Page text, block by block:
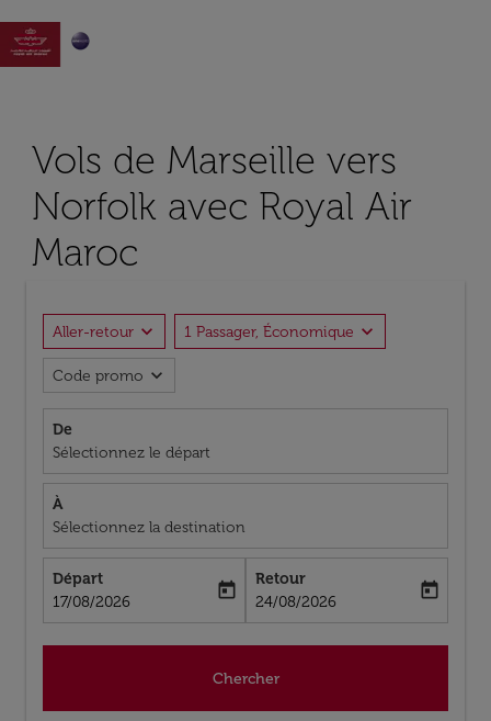

Vols de Marseille vers
Norfolk avec Royal Air
Maroc
Aller-retour expand_more 1 Passager, Économique expand_more
Code promo expand_more
De
Sélectionnez le départ
À
Sélectionnez la destination
Départ
fc-booking-departure-date-aria-label
17/08/2026
today
Retour
fc-booking-return-date-aria-label
24/08/2026
today
Chercher